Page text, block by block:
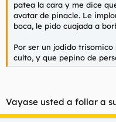
patea la cara y me dice
avatar de pinacle. Le
boca, le pido cuajada a
Por ser un jodido
culto, y que pepino de
Vayase usted a follar a